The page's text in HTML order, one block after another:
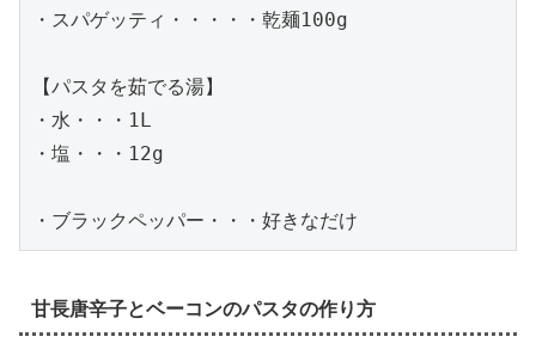
・スパゲッティ・・・・・乾麺100g
【パスタを茹でる湯】
・水・・・1L
・塩・・・12g
・ブラックペッパー・・・好きなだけ
甘長唐辛子とベーコンのパスタの作り方